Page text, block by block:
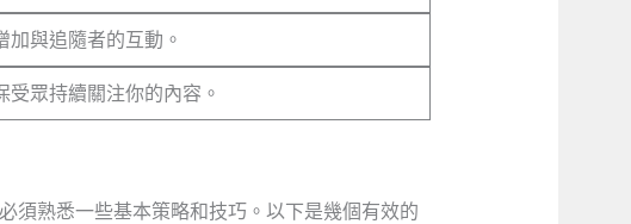
加與追隨者的互動。
眾持續關注你的內容。
熟悉一些基本策略和技巧。以下是幾個有效的